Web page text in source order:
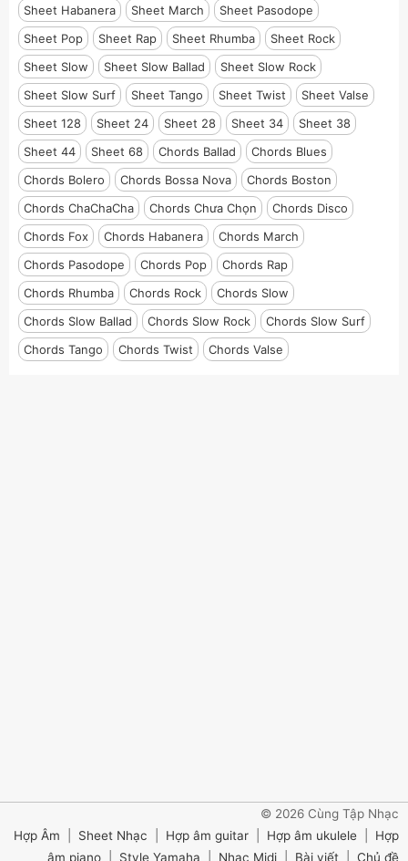
Sheet Habanera
Sheet March
Sheet Pasodope
Sheet Pop
Sheet Rap Sheet Rhumba
Sheet Rock
Sheet Slow
Sheet Slow Ballad
Sheet Slow Rock
Sheet Slow Surf
Sheet Tango Sheet Twist
Sheet Valse
Sheet 128
Sheet 24 Sheet 28 Sheet 34
Sheet 38
Sheet 44
Sheet 68 Chords Ballad
Chords Blues
Chords Bolero
Chords Bossa Nova
Chords Boston
Chords ChaChaCha
Chords Chưa Chọn
Chords Disco
Chords Fox
Chords Habanera
Chords March
Chords Pasodope
Chords Pop
Chords Rap
Chords Rhumba
Chords Rock
Chords Slow
Chords Slow Ballad
Chords Slow Rock
Chords Slow Surf
Chords Tango
Chords Twist Chords Valse
© 2026 Cùng Tập Nhạc
Hợp Âm
Sheet Nhạc Hợp âm guitar Hợp âm ukulele
Hợp
âm piano
Style Yamaha Nhạc Midi Bài viết Chủ đề